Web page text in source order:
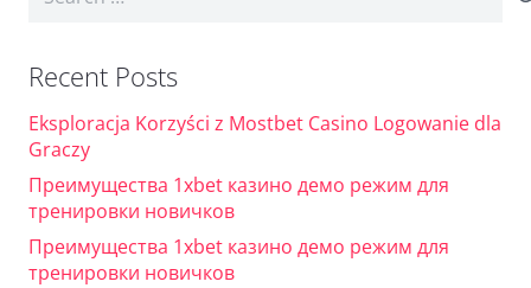
Recent Posts
Eksploracja Korzyści z Mostbet Casino Logowanie dla
Graczy
Преимущества 1xbet казино демо режим для
тренировки новичков
Преимущества 1xbet казино демо режим для
тренировки новичков